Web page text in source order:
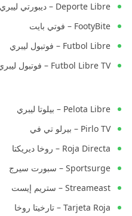
Deporte Libre – ديبورتي ليبري
FootyBite – فوتي بايت
Futbol Libre – فوتبول ليبري
Futbol Libre TV – فوتبول ليبري تي في
Pelota Libre – بيلوتا ليبري
Pirlo TV – بيرلو تي في
Roja Directa – روخا ديريكتا
Sportsurge – سبورت سيرج
Streameast – ستريم إيست
Tarjeta Roja – تارخيتا روخا